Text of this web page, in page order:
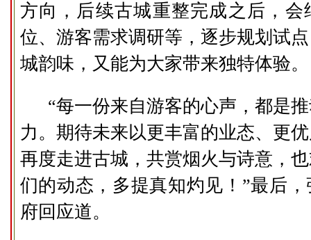
方向，后续古城重整完成之后，会
位、游客需求调研等，逐步规划试
城韵味，又能为大家带来独特体验。
“每一份来自游客的心声，都是
力。期待未来以更丰富的业态、更
再度走进古城，共赏烟火与诗意，
们的动态，多提真知灼见！”最后
府回应道。